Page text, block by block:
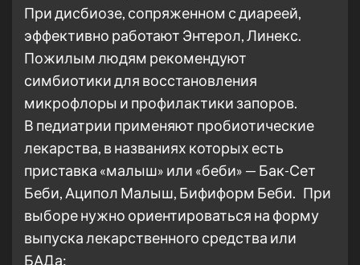
При дисбиозе, сопряженном с диареей,
эффективно работают Энтерол, Линекс.
Пожилым людям рекомендуют
симбиотики для восстановления
микрофлоры и профилактики запоров.
В педиатрии применяют пробиотические
лекарства, в названиях которых есть
приставка «малыш» или «беби» — Бак-Сет
Беби, Аципол Малыш, Бифиформ Беби. При
выборе нужно ориентироваться на форму
выпуска лекарственного средства или
БАДа: